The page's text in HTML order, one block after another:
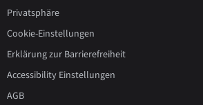
Privatsphäre
Cookie-Einstellungen
Erklärung zur Barrierefreiheit
Accessibility Einstellungen
AGB